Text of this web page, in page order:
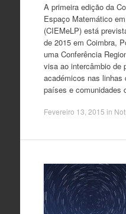
A primeira edição da
Espaço Matemático
(CIEMeLP) está
de 2015 em Coimbra,
uma Conferência
visa ao intercâmbio de
académicos nas linhas
países e comunidades
Fevereiro 13, 2015 in